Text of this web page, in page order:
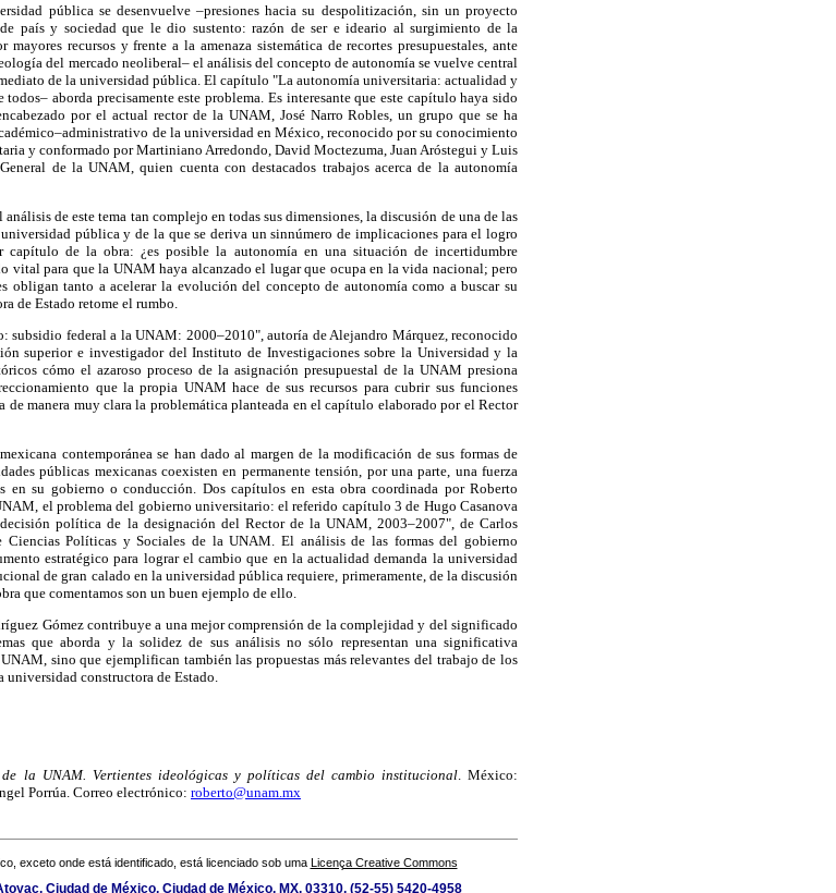
pública se desenvuelve –presiones hacia su despolitización, sin un proyecto
país y sociedad que le dio sustento: razón de ser e ideario al surgimiento de la
recursos y frente a la amenaza sistemática de recortes presupuestales, ante
del mercado neoliberal– el análisis del concepto de autonomía se vuelve central
de la universidad pública. El capítulo "La autonomía universitaria: actualidad y
aborda precisamente este problema. Es interesante que este capítulo haya sido
por el actual rector de la UNAM, José Narro Robles, un grupo que se ha
de la universidad en México, reconocido por su conocimiento
y conformado por Martiniano Arredondo, David Moctezuma, Juan Aróstegui y Luis
de la UNAM, quien cuenta con destacados trabajos acerca de la autonomía
de este tema tan complejo en todas sus dimensiones, la discusión de una de las
pública y de la que se deriva un sinnúmero de implicaciones para el logro
de la obra: ¿es posible la autonomía en una situación de incertidumbre
vital para que la UNAM haya alcanzado el lugar que ocupa en la vida nacional; pero
obligan tanto a acelerar la evolución del concepto de autonomía como a buscar su
de Estado retome el rumbo.
federal a la UNAM: 2000–2010", autoría de Alejandro Márquez, reconocido
superior e investigador del Instituto de Investigaciones sobre la Universidad y la
cómo el azaroso proceso de la asignación presupuestal de la UNAM presiona
que la propia UNAM hace de sus recursos para cubrir sus funciones
de manera muy clara la problemática planteada en el capítulo elaborado por el Rector
contemporánea se han dado al margen de la modificación de sus formas de
públicas mexicanas coexisten en permanente tensión, por una parte, una fuerza
en su gobierno o conducción. Dos capítulos en esta obra coordinada por Roberto
el problema del gobierno universitario: el referido capítulo 3 de Hugo Casanova
política de la designación del Rector de la UNAM, 2003–2007", de Carlos
Ciencias Políticas y Sociales de la UNAM. El análisis de las formas del gobierno
estratégico para lograr el cambio que en la actualidad demanda la universidad
de gran calado en la universidad pública requiere, primeramente, de la discusión
que comentamos son un buen ejemplo de ello.
Gómez contribuye a una mejor comprensión de la complejidad y del significado
que aborda y la solidez de sus análisis no sólo representan una significativa
sino que ejemplifican también las propuestas más relevantes del trabajo de los
universidad constructora de Estado.
la UNAM. Vertientes ideológicas y políticas del cambio institucional. México:
Porrúa. Correo electrónico: roberto@unam.mx
exceto onde está identificado, está licenciado sob uma Licença Creative Commons
Ciudad de México, Ciudad de México, MX, 03310, (52-55) 5420-4958